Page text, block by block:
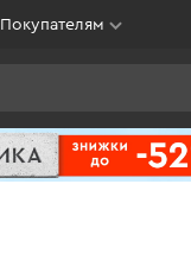
Покупателям